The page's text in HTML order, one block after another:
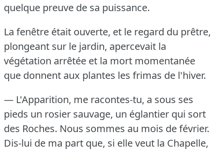
quelque preuve de sa puissance.
La fenêtre était ouverte, et le regard du prêtre,
plongeant sur le jardin, apercevait la
végétation arrêtée et la mort momentanée
que donnent aux plantes les frimas de l'hiver.
— L'Apparition, me racontes-tu, a sous ses
pieds un rosier sauvage, un églantier qui sort
des Roches. Nous sommes au mois de février.
Dis-lui de ma part que, si elle veut la Chapelle,